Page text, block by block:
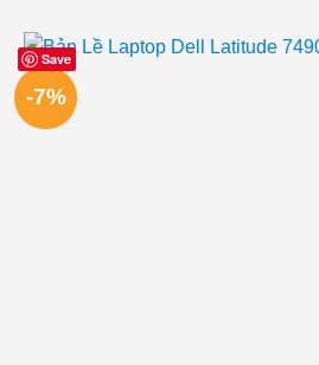
Save
-7%